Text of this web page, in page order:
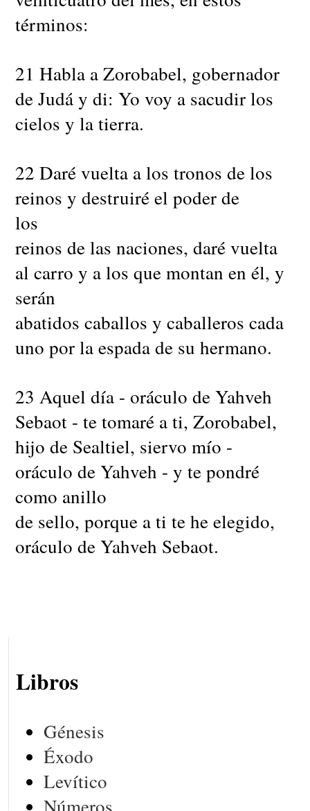
términos:
21 Habla a Zorobabel, gobernador
de Judá y di: Yo voy a sacudir los
cielos y la tierra.
22 Daré vuelta a los tronos de los
reinos y destruiré el poder de
los
reinos de las naciones, daré vuelta
al carro y a los que montan en él, y
serán
abatidos caballos y caballeros cada
uno por la espada de su hermano.
23 Aquel día - oráculo de Yahveh
Sebaot - te tomaré a ti, Zorobabel,
hijo de Sealtiel, siervo mío -
oráculo de Yahveh - y te pondré
como anillo
de sello, porque a ti te he elegido,
oráculo de Yahveh Sebaot.
Libros
Génesis
Éxodo
Levítico
Números